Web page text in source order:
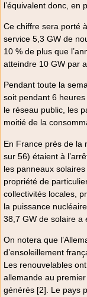
l’équivalent donc, en
Ce chiffre sera porté
service 5,3 GW de
10 % de plus que
atteindre 10 GW par
Pendant toute la
soit pendant 6
le réseau public, les
moitié de la
En France près de la
sur 56) étaient à
les panneaux
propriété de
collectivités locales,
la puissance
38,7 GW de solaire a
On notera que
d’ensoleillement
Les renouvelables
allemande au
générés [2]. Le pays